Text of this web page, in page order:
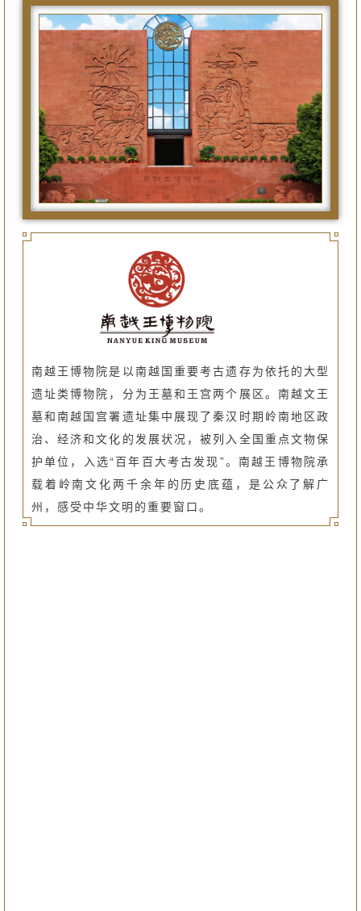
南越王博物院是以南越国重要考古遗存为依托的大型
遗址类博物院，分为王墓和王宫两个展区。南越文王
墓和南越国宫署遗址集中展现了秦汉时期岭南地区政
治、经济和文化的发展状况，被列入全国重点文物保
护单位，入选“百年百大考古发现”。南越王博物院承
载着岭南文化两千余年的历史底蕴，是公众了解广
州，感受中华文明的重要窗口。